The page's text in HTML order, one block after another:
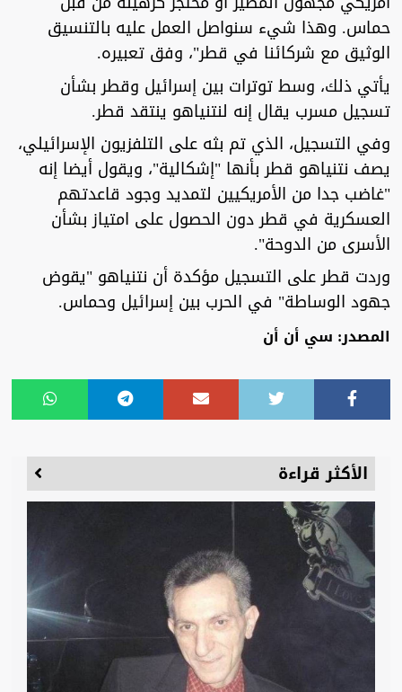
حماس. وهذا شيء سنواصل العمل عليه بالتنسيق
الوثيق مع شركائنا في قطر"، وفق تعبيره.
يأتي ذلك، وسط توترات بين إسرائيل وقطر بشأن
تسجيل مسرب يقال إنه لنتنياهو ينتقد قطر.
وفي التسجيل، الذي تم بثه على التلفزيون الإسرائيلي،
يصف نتنياهو قطر بأنها "إشكالية"، ويقول أيضا إنه
"غاضب جدا من الأمريكيين لتمديد وجود قاعدتهم
العسكرية في قطر دون الحصول على امتياز بشأن
الأسرى من الدوحة".
وردت قطر على التسجيل مؤكدة أن نتنياهو "يقوض
جهود الوساطة" في الحرب بين إسرائيل وحماس.
المصدر: سي أن أن
الأكثر قراءة